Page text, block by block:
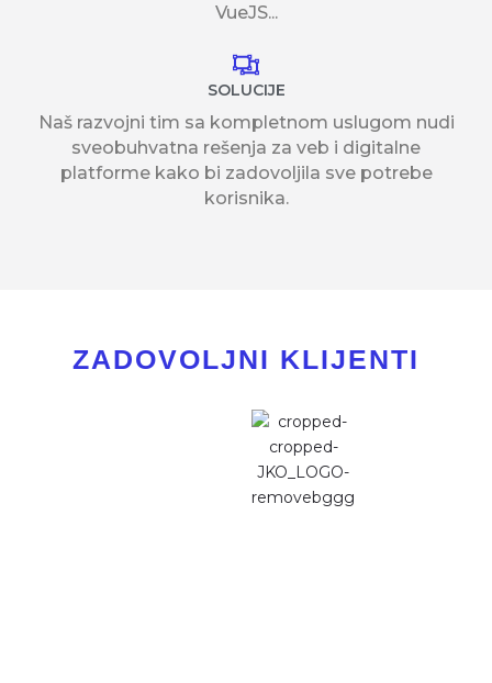
VueJS...
SOLUCIJE
Naš razvojni tim sa kompletnom uslugom nudi
sveobuhvatna rešenja za veb i digitalne
platforme kako bi zadovoljila sve potrebe
korisnika.
ZADOVOLJNI KLIJENTI